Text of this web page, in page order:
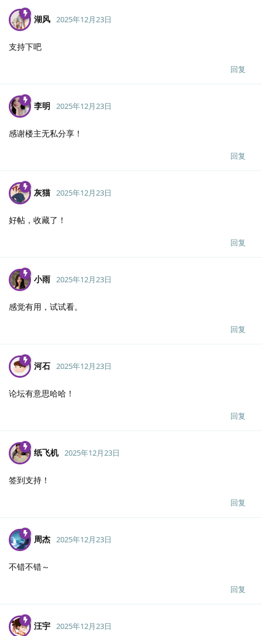
湖风 2025年12月23日
支持下吧
回复
李明 2025年12月23日
感谢楼主无私分享！
回复
灰猫 2025年12月23日
好帖，收藏了！
回复
小雨 2025年12月23日
感觉有用，试试看。
回复
河石 2025年12月23日
论坛有意思哈哈！
回复
纸飞机 2025年12月23日
签到支持！
回复
周杰 2025年12月23日
不错不错～
回复
汪宇 2025年12月23日